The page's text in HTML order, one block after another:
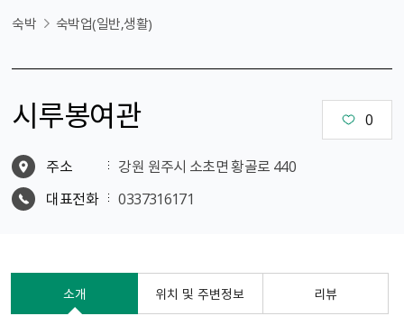
숙박 숙박업(일반,생활)
시루봉여관 0
주소
강원 원주시 소초면 황골로 440
대표전화
0337316171
소개 위치 및 주변정보 리뷰